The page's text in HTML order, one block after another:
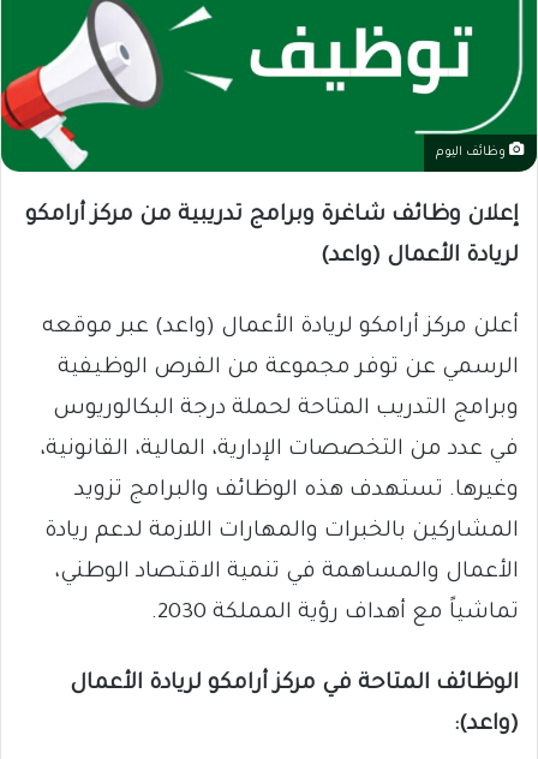
وظائف اليوم
إعلان وظائف شاغرة وبرامج تدريبية من مركز أرامكو
لريادة الأعمال (واعد)
أعلن مركز أرامكو لريادة الأعمال (واعد) عبر موقعه
الرسمي عن توفر مجموعة من الفرص الوظيفية
وبرامج التدريب المتاحة لحملة درجة البكالوريوس
في عدد من التخصصات الإدارية، المالية، القانونية،
وغيرها. تستهدف هذه الوظائف والبرامج تزويد
المشاركين بالخبرات والمهارات اللازمة لدعم ريادة
الأعمال والمساهمة في تنمية الاقتصاد الوطني،
تماشياً مع أهداف رؤية المملكة 2030.
الوظائف المتاحة في مركز أرامكو لريادة الأعمال
(واعد):